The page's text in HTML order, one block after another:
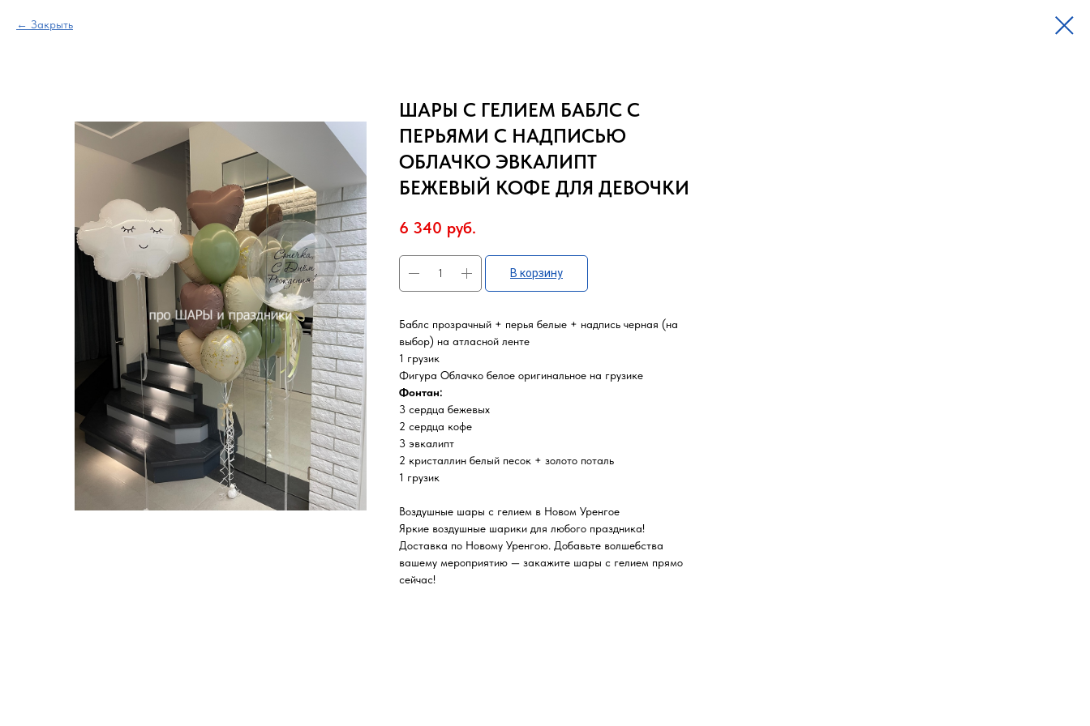
Закрыть
ШАРЫ С ГЕЛИЕМ БАБЛС С
ПЕРЬЯМИ С НАДПИСЬЮ
ОБЛАЧКО ЭВКАЛИПТ
БЕЖЕВЫЙ КОФЕ ДЛЯ ДЕВОЧКИ
6 340 руб.
В корзину
Баблс прозрачный + перья белые + надпись черная (на
выбор) на атласной ленте
1 грузик
Фигура Облачко белое оригинальное на грузике
Фонтан:
3 сердца бежевых
2 сердца кофе
3 эвкалипт
2 кристаллин белый песок + золото поталь
1 грузик
Воздушные шары с гелием в Новом Уренгое
Яркие воздушные шарики для любого праздника!
Доставка по Новому Уренгою. Добавьте волшебства
вашему мероприятию — закажите шары с гелием прямо
сейчас!